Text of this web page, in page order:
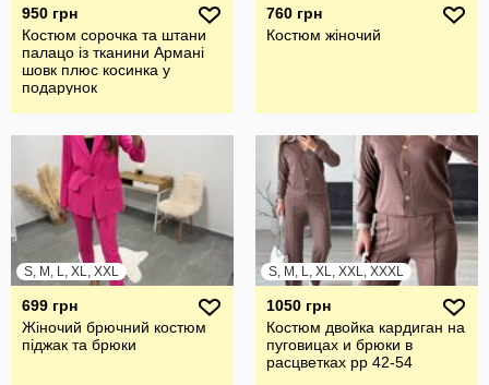
950 грн
Костюм сорочка та штани
палацо із тканини Армані
шовк плюс косинка у
подарунок
760 грн
Костюм жіночий
S, M, L, XL, XXL
699 грн
Жіночий брючний костюм
піджак та брюки
S, M, L, XL, XXL, XXXL
1050 грн
Костюм двойка кардиган на
пуговицах и брюки в
расцветках рр 42-54